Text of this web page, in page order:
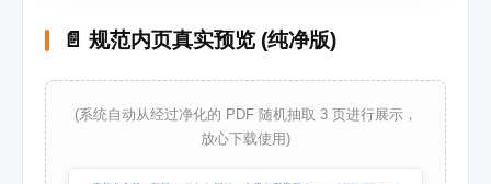
📄 规范内页真实预览 (纯净版)
(系统自动从经过净化的 PDF 随机抽取 3 页进行展示，
放心下载使用)